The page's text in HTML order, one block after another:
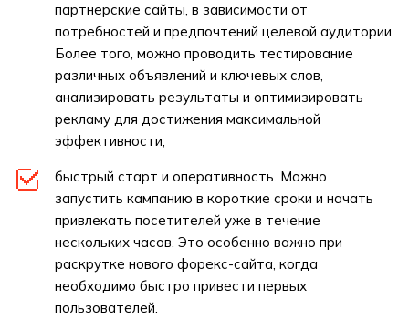
партнерские сайты, в зависимости от
потребностей и предпочтений целевой аудитории.
Более того, можно проводить тестирование
различных объявлений и ключевых слов,
анализировать результаты и оптимизировать
рекламу для достижения максимальной
эффективности;
быстрый старт и оперативность. Можно
запустить кампанию в короткие сроки и начать
привлекать посетителей уже в течение
нескольких часов. Это особенно важно при
раскрутке нового форекс-сайта, когда
необходимо быстро привести первых
пользователей.